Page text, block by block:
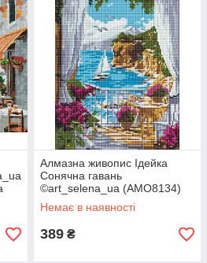
Алмазна живопис Ідейка
Сонячна гавань
©art_selena_ua (AMO8134)
30 х 40 см (На підрамнику)
Немає в наявності
389 ₴